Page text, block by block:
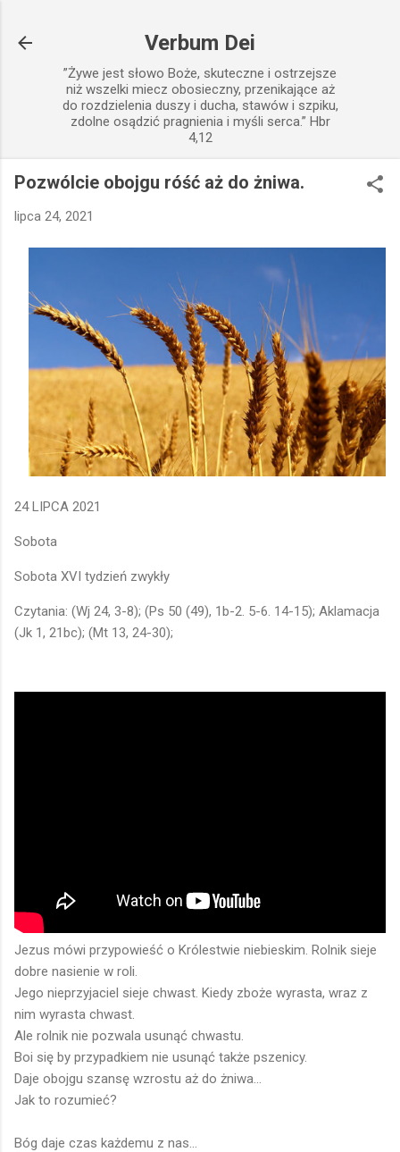
Verbum Dei
”Żywe jest słowo Boże, skuteczne i ostrzejsze
niż wszelki miecz obosieczny, przenikające aż
do rozdzielenia duszy i ducha, stawów i szpiku,
zdolne osądzić pragnienia i myśli serca.” Hbr
4,12
Pozwólcie obojgu róść aż do żniwa.
lipca 24, 2021
24 LIPCA 2021
Sobota
Sobota XVI tydzień zwykły
Czytania: (Wj 24, 3-8); (Ps 50 (49), 1b-2. 5-6. 14-15); Aklamacja
(Jk 1, 21bc); (Mt 13, 24-30);
Jezus mówi przypowieść o Królestwie niebieskim. Rolnik sieje
dobre nasienie w roli.
Jego nieprzyjaciel sieje chwast. Kiedy zboże wyrasta, wraz z
nim wyrasta chwast.
Ale rolnik nie pozwala usunąć chwastu.
Boi się by przypadkiem nie usunąć także pszenicy.
Daje obojgu szansę wzrostu aż do żniwa...
Jak to rozumieć?
Bóg daje czas każdemu z nas...